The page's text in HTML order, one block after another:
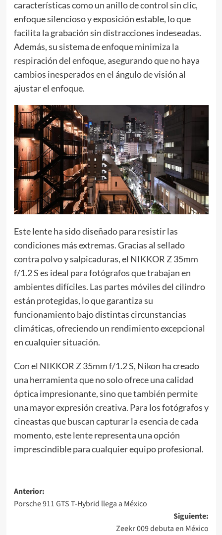
características como un anillo de control sin clic,
enfoque silencioso y exposición estable, lo que
facilita la grabación sin distracciones indeseadas.
Además, su sistema de enfoque minimiza la
respiración del enfoque, asegurando que no haya
cambios inesperados en el ángulo de visión al
ajustar el enfoque.
Este lente ha sido diseñado para resistir las
condiciones más extremas. Gracias al sellado
contra polvo y salpicaduras, el NIKKOR Z 35mm
f/1.2 S es ideal para fotógrafos que trabajan en
ambientes difíciles. Las partes móviles del cilindro
están protegidas, lo que garantiza su
funcionamiento bajo distintas circunstancias
climáticas, ofreciendo un rendimiento excepcional
en cualquier situación.
Con el NIKKOR Z 35mm f/1.2 S, Nikon ha creado
una herramienta que no solo ofrece una calidad
óptica impresionante, sino que también permite
una mayor expresión creativa. Para los fotógrafos y
cineastas que buscan capturar la esencia de cada
momento, este lente representa una opción
imprescindible para cualquier equipo profesional.
Navegación
de
Anterior:
Porsche 911 GTS T-Hybrid llega a México
Siguiente:
Zeekr 009 debuta en México